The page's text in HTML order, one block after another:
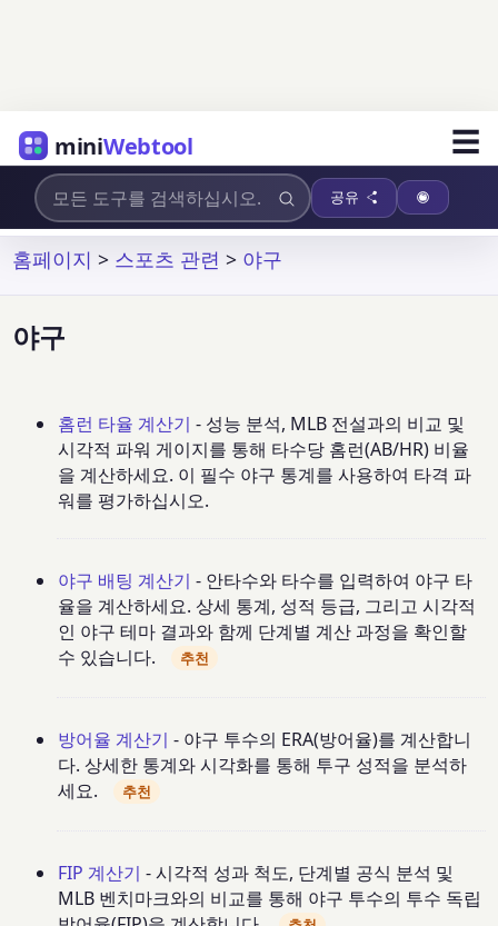
miniWebtool ☰
공유
홈페이지 > 스포츠 관련 > 야구
야구
홈런 타율 계산기 - 성능 분석, MLB 전설과의 비교 및
시각적 파워 게이지를 통해 타수당 홈런(AB/HR) 비율
을 계산하세요. 이 필수 야구 통계를 사용하여 타격 파
워를 평가하십시오.
야구 배팅 계산기 - 안타수와 타수를 입력하여 야구 타
율을 계산하세요. 상세 통계, 성적 등급, 그리고 시각적
인 야구 테마 결과와 함께 단계별 계산 과정을 확인할
수 있습니다.
추천
방어율 계산기 - 야구 투수의 ERA(방어율)를 계산합니
다. 상세한 통계와 시각화를 통해 투구 성적을 분석하
세요.
추천
FIP 계산기 - 시각적 성과 척도, 단계별 공식 분석 및
MLB 벤치마크와의 비교를 통해 야구 투수의 투수 독립